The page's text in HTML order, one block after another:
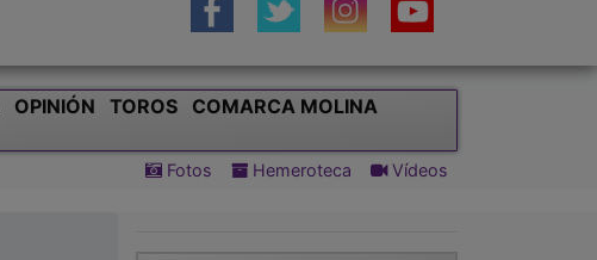
OPINIÓN TOROS
COMARCA MOLINA
Fotos Hemeroteca Vídeos